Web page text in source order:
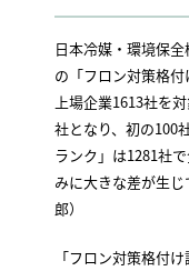
日本冷媒・環境保
の「フロン対策格
上場企業1613社を
社となり、初の100
ランク」は1281社
みに大きな差が生
郎）
「フロン対策格付